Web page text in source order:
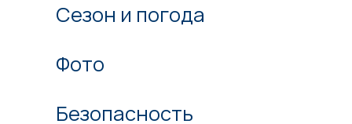
Сезон и погода
Фото
Безопасность